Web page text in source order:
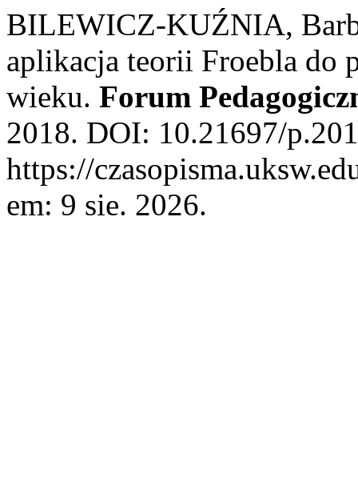
BILEWICZ-KUŹNIA,
aplikacja teorii Froebla do
wieku. Forum
2018. DOI: 10.21697/
https://
em: 9 sie. 2026.